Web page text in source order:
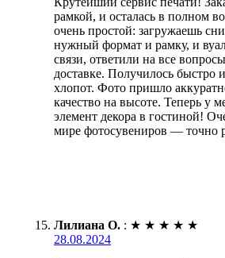
рамкой, и осталась в полном
очень простой: загружаешь
нужный формат и рамку, и
связи, ответили на все
доставке. Получилось быстро
хлопот. Фото пришло
качество на высоте. Теперь у
элемент декора в гостиной!
мире фотосувениров — точно
Лилиана О. : ★ ★ ★ ★ ★
28.08.2024